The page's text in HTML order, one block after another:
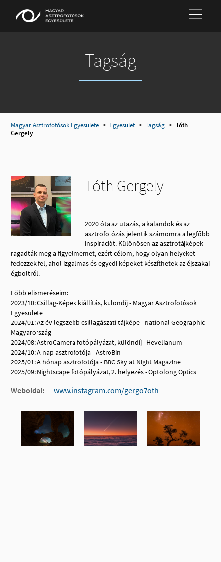
Tagság
Magyar Asztrofotósok Egyesülete > Egyesület > Tagság > Tóth
Gergely
Tóth Gergely
2020 óta az utazás, a kalandok és az
asztrofotózás jelentik számomra a legfőbb
inspirációt. Különösen az asztrotájképek
ragadták meg a figyelmemet, ezért célom, hogy olyan helyeket
fedezzek fel, ahol izgalmas és egyedi képeket készíthetek az éjszakai
égboltról.
Főbb elismeréseim:
2023/10: Csillag-Képek kiállítás, különdíj - Magyar Asztrofotósok
Egyesülete
2024/01: Az év legszebb csillagászati tájképe - National Geographic
Magyarország
2024/08: AstroCamera fotópályázat, különdíj - Hevelianum
2024/10: A nap asztrofotója - AstroBin
2025/01: A hónap asztrofotója - BBC Sky at Night Magazine
2025/09: Nightscape fotópályázat, 2. helyezés - Optolong Optics
Weboldal: www.instagram.com/gergo7oth